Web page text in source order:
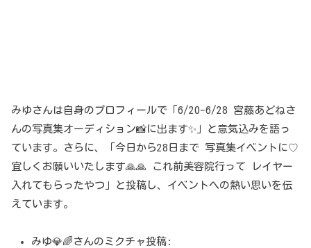
みゆさんは自身のプロフィールで「6/20-6/28 宮藤あどねさ
んの写真集オーディション📸に出ます✨️」と意気込みを語っ
ています。さらに、「今日から28日まで 写真集イベントに♡
宜しくお願いいたします🙏🙏 これ前美容院行って レイヤー
入れてもらったやつ」と投稿し、イベントへの熱い思いを伝
えています。
みゆ💎🌈さんのミクチャ投稿: